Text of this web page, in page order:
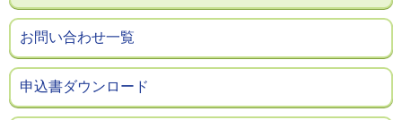
お問い合わせ一覧
申込書ダウンロード